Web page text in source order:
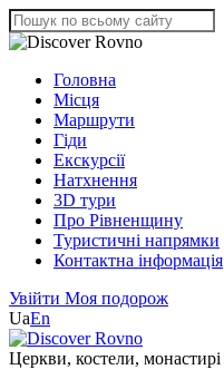
Головна
Місця
Маршрути
Гіди
Екскурсії
Натхнення
3D тури
Про Рівненщину
Туристичні напрямки
Контактна інформація
Увійти Моя подорож
UaEn
Церкви, костели, монастирі